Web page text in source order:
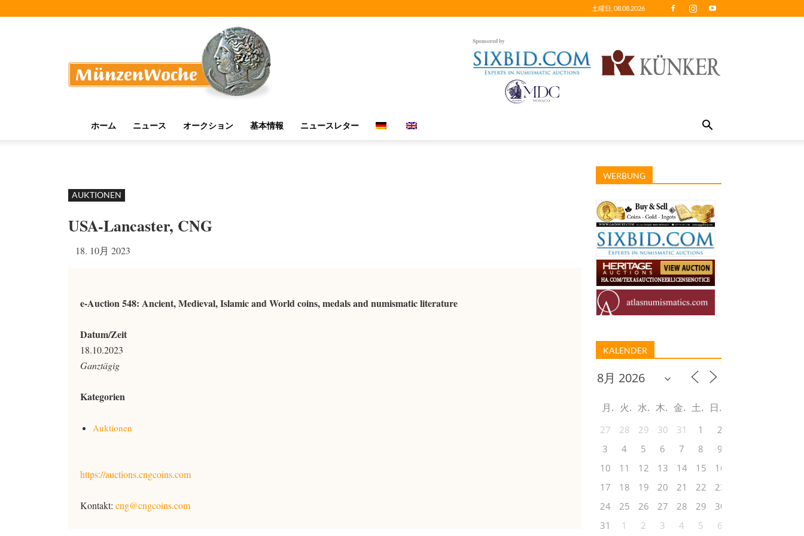
土曜日, 08.08.2026
Sponsored by
ホーム ニュース オークション 基本情報 ニュースレター
AUKTIONEN
USA-Lancaster, CNG
18. 10月 2023
e-Auction 548: Ancient, Medieval, Islamic and World coins, medals and numismatic literature
Datum/Zeit
18.10.2023
Ganztägig
Kategorien
Auktionen
https://auctions.cngcoins.com
Kontakt: cng@cngcoins.com
WERBUNG
KALENDER
月 火 水 木 金 土 日
27 28 29 30 31 1
2
3
4 5 6 7 8
9
10
11 12 13 14 15
16
17
18 19 20 21 22
23
24
25 26 27 28 29
30
31
1 2 3 4 5 6